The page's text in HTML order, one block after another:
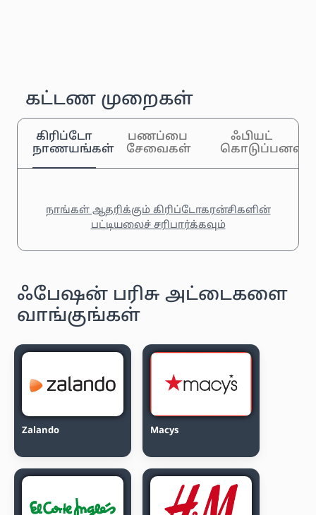
கட்டண முறைகள்
கிரிப்டோ
நாணயங்கள்
பணப்பை
சேவைகள்
ஃபியட்
நாங்கள் ஆதரிக்கும் கிரிப்டோகரன்சிகளின்
பட்டியலைச் சரிபார்க்கவும்
ஃபேஷன் பரிசு அட்டைகளை
வாங்குங்கள்
Zalando Macys